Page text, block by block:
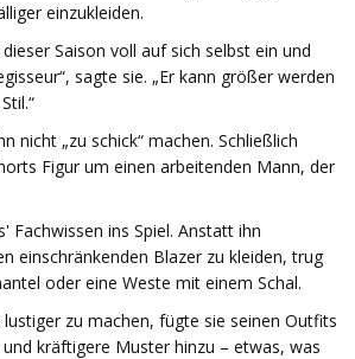
einzukleiden.
Saison voll auf sich selbst ein und
sagte sie. „Er kann größer werden
nicht „zu schick“ machen. Schließlich
Figur um einen arbeitenden Mann, der
Fachwissen ins Spiel. Anstatt ihn
einschränkenden Blazer zu kleiden, trug
oder eine Weste mit einem Schal.
zu machen, fügte sie seinen Outfits
kräftigere Muster hinzu – etwas, was